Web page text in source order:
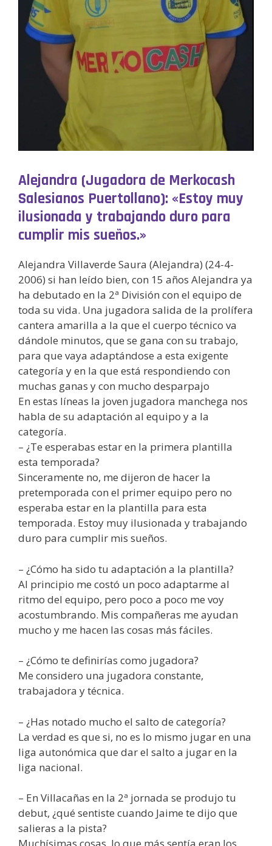
Alejandra (Jugadora de Merkocash
Salesianos Puertollano): «Estoy muy
ilusionada y trabajando duro para
cumplir mis sueños.»
Alejandra Villaverde Saura (Alejandra) (24-4-
2006) si han leído bien, con 15 años Alejandra ya
ha debutado en la 2ª División con el equipo de
toda su vida. Una jugadora salida de la prolífera
cantera amarilla a la que el cuerpo técnico va
dándole minutos, que se gana con su trabajo,
para que vaya adaptándose a esta exigente
categoría y en la que está respondiendo con
muchas ganas y con mucho desparpajo
En estas líneas la joven jugadora manchega nos
habla de su adaptación al equipo y a la
categoría.
– ¿Te esperabas estar en la primera plantilla
esta temporada?
Sinceramente no, me dijeron de hacer la
pretemporada con el primer equipo pero no
esperaba estar en la plantilla para esta
temporada. Estoy muy ilusionada y trabajando
duro para cumplir mis sueños.
– ¿Cómo ha sido tu adaptación a la plantilla?
Al principio me costó un poco adaptarme al
ritmo del equipo, pero poco a poco me voy
acostumbrando. Mis compañeras me ayudan
mucho y me hacen las cosas más fáciles.
– ¿Cómo te definirías como jugadora?
Me considero una jugadora constante,
trabajadora y técnica.
– ¿Has notado mucho el salto de categoría?
La verdad es que si, no es lo mismo jugar en una
liga autonómica que dar el salto a jugar en la
liga nacional.
– En Villacañas en la 2ª jornada se produjo tu
debut, ¿qué sentiste cuando Jaime te dijo que
salieras a la pista?